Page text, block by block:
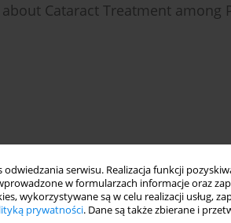
serwisu. Realizacja funkcji
w formularzach informacje oraz
wykorzystywane są w celu realizacji usług,
prywatności. Dane są także zbierane i
Cataract Treatment among